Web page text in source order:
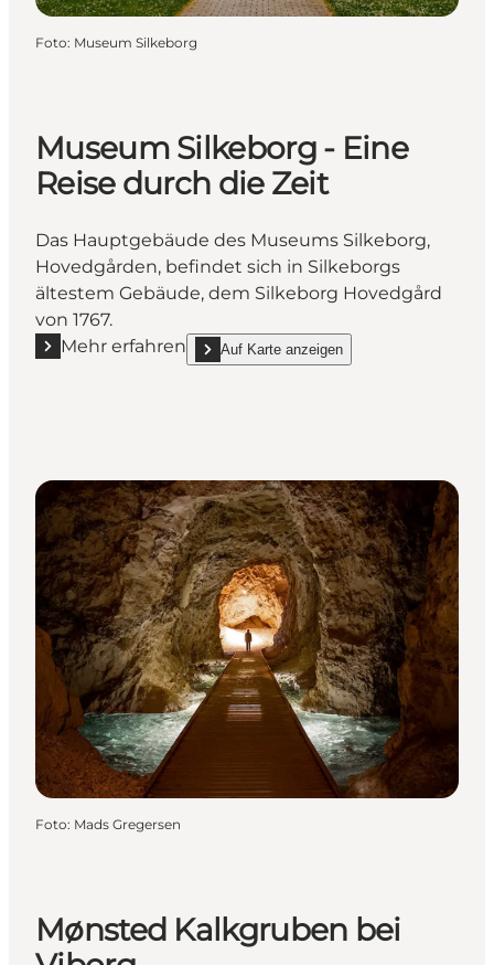
Foto: Museum Silkeborg
Museum Silkeborg - Eine
Reise durch die Zeit
Das Hauptgebäude des Museums Silkeborg,
Hovedgården, befindet sich in Silkeborgs
ältestem Gebäude, dem Silkeborg Hovedgård
von 1767.
Mehr erfahren
Mehr erfahren "Museum Silkeborg - Eine Reise
Auf Karte anzeigen
show Museum Silkeborg - Eine Reise durch
Foto: Mads Gregersen
Mønsted Kalkgruben bei